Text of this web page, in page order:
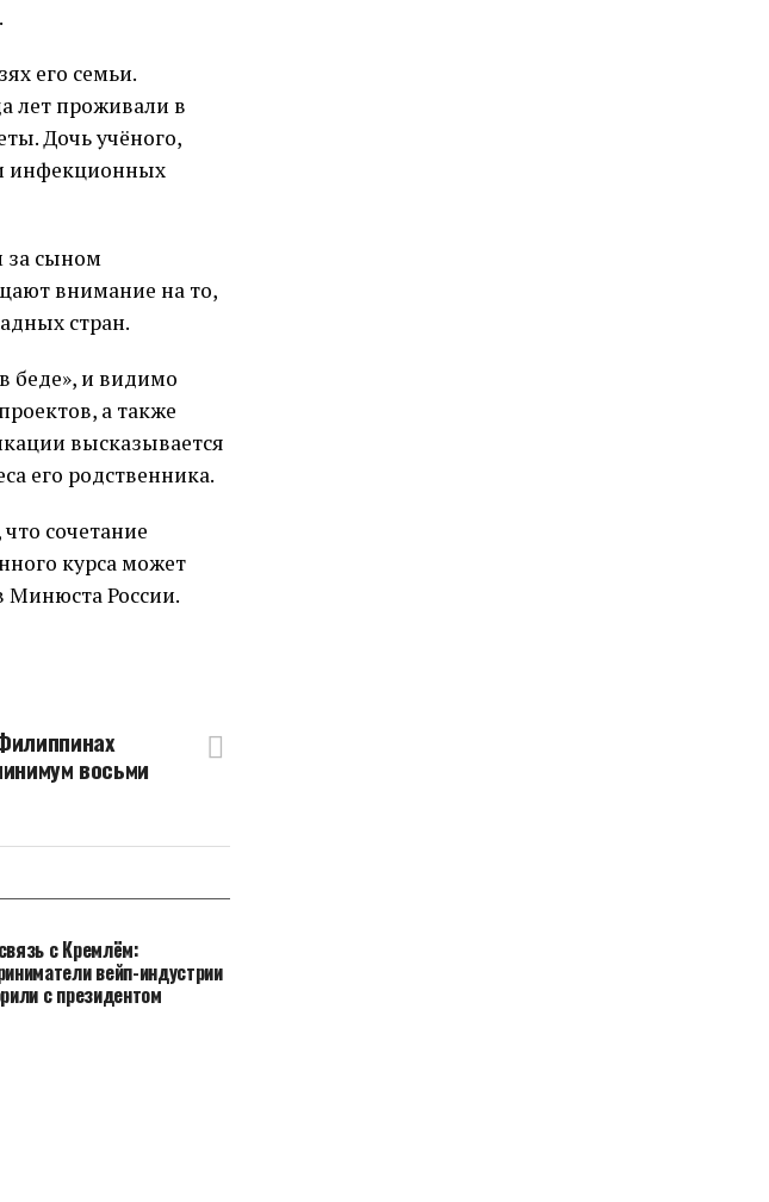
его семьи.
лет проживали в
Дочь учёного,
инфекционных
за сыном
внимание на то,
стран.
беде», и видимо
а также
высказывается
его родственника.
сочетание
курса может
Минюста России.
восьми
с Кремлём:
вейп-индустрии
с президентом